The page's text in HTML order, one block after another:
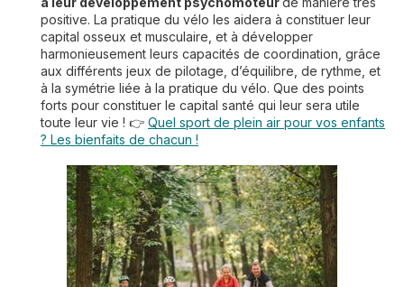
positive. La pratique du vélo les aidera à constituer leur
capital osseux et musculaire, et à développer
harmonieusement leurs capacités de coordination, grâce
aux différents jeux de pilotage, d’équilibre, de rythme, et
à la symétrie liée à la pratique du vélo. Que des points
forts pour constituer le capital santé qui leur sera utile
toute leur vie ! 👉 Quel sport de plein air pour vos enfants
? Les bienfaits de chacun !